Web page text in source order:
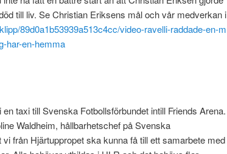
till liv. Se Christian Eriksens mål och vår medverkan i
89d0a1b53939a513c4cc/video-ravelli-raddade-en-m
har-en-hemma
taxi till Svenska Fotbollsförbundet intill Friends Arena.
Waldheim, hållbarhetschef på Svenska
från Hjärtuppropet ska kunna få till ett samarbete med